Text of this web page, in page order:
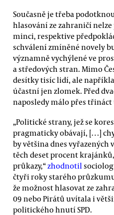
Současně je třeba
hlasování ze zahraničí
minci, respektive
schválení zmíněné novely
významně vychýlené ve
a středových stran. Mimo
desítky tisíc lidí, ale
účastní jen zlomek. Před
naposledy málo přes třináct
„Politické strany, jež se
pragmaticky obávají, […]
by většina dnes vyřazených
těch deset procent
průkazy,“ zhodnotil
čtyři roky starého
že možnost hlasovat ze
09 nebo Pirátů uvítala i
politického hnutí SPD.